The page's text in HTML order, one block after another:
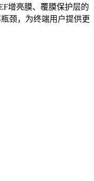
增亮膜、覆膜保护层的
颈，为终端用户提供更